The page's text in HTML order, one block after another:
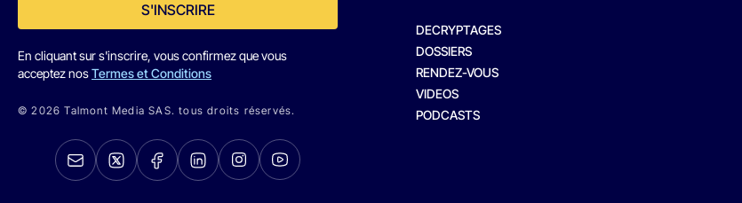
S'INSCRIRE
En cliquant sur s'inscrire, vous confirmez que vous
acceptez nosTermes et Conditions
© 2026 Talmont Media SAS. tous droits réservés.
DECRYPTAGES
DOSSIERS
RENDEZ-VOUS
VIDEOS
PODCASTS